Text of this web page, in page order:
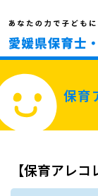
保育
【保育アレ